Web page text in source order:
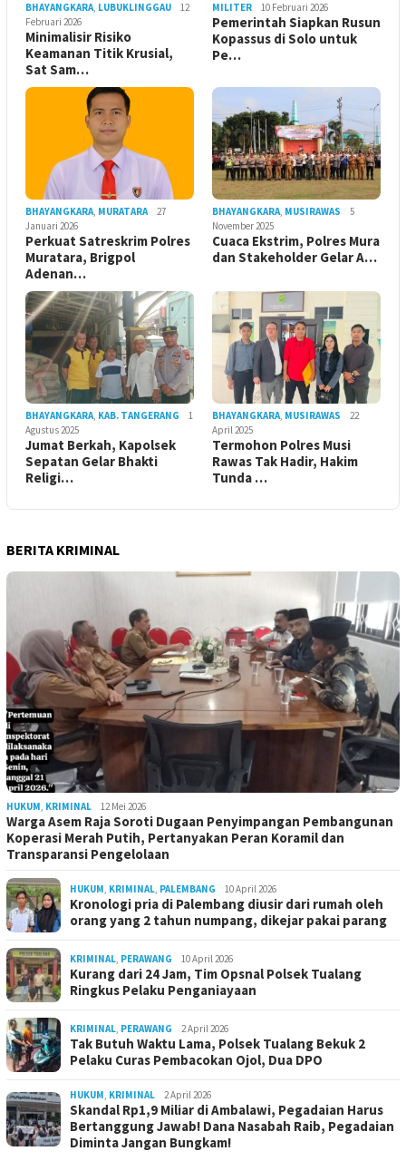
BHAYANGKARA, LUBUKLINGGAU
12
Februari 2026
Minimalisir Risiko
Keamanan Titik Krusial,
Sat Sam…
MILITER 10 Februari 2026
Pemerintah Siapkan Rusun
Kopassus di Solo untuk
Pe…
BHAYANGKARA, MURATARA
27
Januari 2026
Perkuat Satreskrim Polres
Muratara, Brigpol
Adenan…
BHAYANGKARA, MUSIRAWAS
5
November 2025
Cuaca Ekstrim, Polres Mura
dan Stakeholder Gelar A…
BHAYANGKARA, KAB. TANGERANG
1
Agustus 2025
Jumat Berkah, Kapolsek
Sepatan Gelar Bhakti
Religi…
BHAYANGKARA, MUSIRAWAS
22
April 2025
Termohon Polres Musi
Rawas Tak Hadir, Hakim
Tunda …
BERITA KRIMINAL
HUKUM, KRIMINAL 12 Mei 2026
Warga Asem Raja Soroti Dugaan Penyimpangan Pembangunan
Koperasi Merah Putih, Pertanyakan Peran Koramil dan
Transparansi Pengelolaan
HUKUM, KRIMINAL, PALEMBANG 10 April 2026
Kronologi pria di Palembang diusir dari rumah oleh
orang yang 2 tahun numpang, dikejar pakai parang
KRIMINAL, PERAWANG 10 April 2026
Kurang dari 24 Jam, Tim Opsnal Polsek Tualang
Ringkus Pelaku Penganiayaan
KRIMINAL, PERAWANG 2 April 2026
Tak Butuh Waktu Lama, Polsek Tualang Bekuk 2
Pelaku Curas Pembacokan Ojol, Dua DPO
HUKUM, KRIMINAL 2 April 2026
Skandal Rp1,9 Miliar di Ambalawi, Pegadaian Harus
Bertanggung Jawab! Dana Nasabah Raib, Pegadaian
Diminta Jangan Bungkam!